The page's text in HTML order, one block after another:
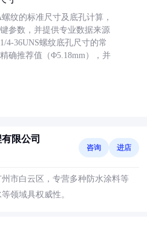
纹的标准尺寸及底孔计算，
参数，并提供专业数据来源
4-36UNS螺纹底孔尺寸的常
确推荐值（Φ5.18mm），并
限公司
咨询 进店
市白云区，专营多种防水涂料等
领域具权威性。